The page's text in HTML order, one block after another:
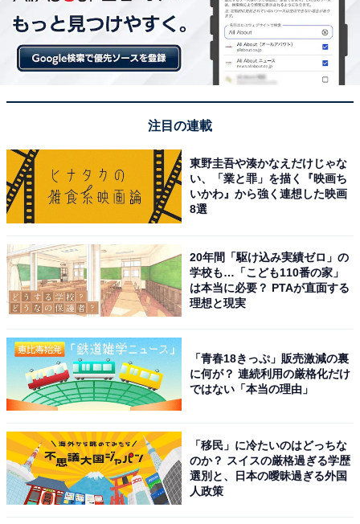
注目の連載
東野圭吾や湊かなえだけじゃな
い、「業と罪」を描く『映画ち
いかわ』から強く連想した映画
8選
20年間「駆け込み実績ゼロ」の
学校も…「こども110番の家」
は本当に必要？ PTAが直面する
理想と現実
「青春18きっぷ」販売激減の裏
に何が？ 連続利用の厳格化だけ
ではない「本当の理由」
「移民」に冷たいのはどっちな
のか？ スイスの厳格過ぎる学歴
選別と、日本の曖昧過ぎる外国
人政策